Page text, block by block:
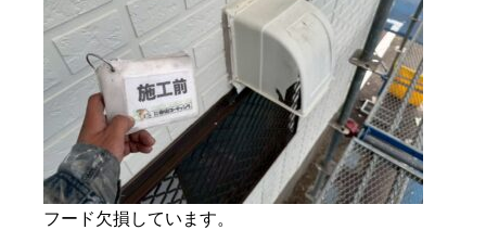
フード欠損しています。